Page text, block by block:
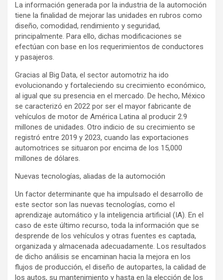
La información generada por la industria de la automoción
tiene la finalidad de mejorar las unidades en rubros como
diseño, comodidad, rendimiento y seguridad,
principalmente. Para ello, dichas modificaciones se
efectúan con base en los requerimientos de conductores
y pasajeros.
Gracias al Big Data, el sector automotriz ha ido
evolucionando y fortaleciendo su crecimiento económico,
al igual que su presencia en el mercado. De hecho, México
se caracterizó en 2022 por ser el mayor fabricante de
vehículos de motor de América Latina al producir 2.9
millones de unidades. Otro indicio de su crecimiento se
registró entre 2019 y 2023, cuando las exportaciones
automotrices se situaron por encima de los 15,000
millones de dólares.
Nuevas tecnologías, aliadas de la automoción
Un factor determinante que ha impulsado el desarrollo de
este sector son las nuevas tecnologías, como el
aprendizaje automático y la inteligencia artificial (IA). En el
caso de este último recurso, toda la información que se
desprende de los vehículos y otras fuentes es captada,
organizada y almacenada adecuadamente. Los resultados
de dicho análisis se encaminan hacia la mejora en los
flujos de producción, el diseño de autopartes, la calidad de
los autos, su mantenimiento y hasta en la elección de los